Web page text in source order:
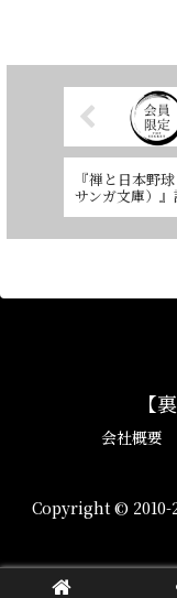
『禅と日本野
サンガ文庫）』
【
会社概要
Copyright © 2010-